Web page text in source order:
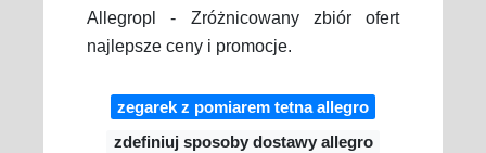
Allegropl - Zróżnicowany zbiór ofert
najlepsze ceny i promocje.
zegarek z pomiarem tetna allegro
zdefiniuj sposoby dostawy allegro